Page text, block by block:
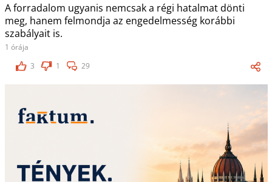
A forradalom ugyanis nemcsak a régi hatalmat dönti
meg, hanem felmondja az engedelmesség korábbi
szabályait is.
1 órája
3
1 29